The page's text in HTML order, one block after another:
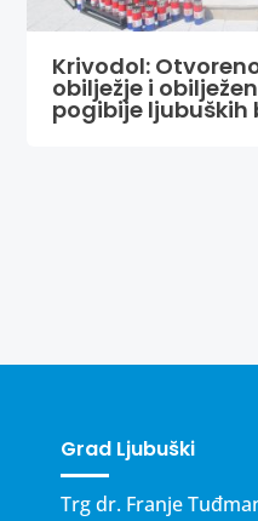
Krivodol:
obilježje i
pogibije ljubuških
Grad Ljubuški
Trg dr. Franje